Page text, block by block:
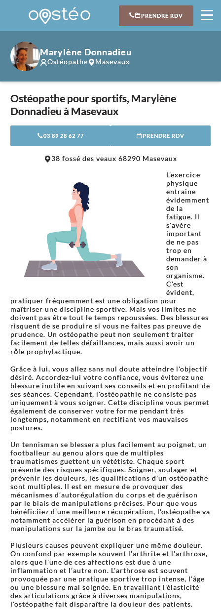
PRENDRE RDV
Marylène Donnadieu
Ostéopathe Masevaux
Ostéopathe pour sportifs, Marylène
Donnadieu à Masevaux
03 89 28 62 77 PRENDRE RDV
38 fossé des veaux 68290 Masevaux
L'exercice
physique
entraine
évidemment
de la
fatigue. Il
s'avère
important
de ne pas
trop en
demander à
son
organisme.
C'est
évident,
pratiquer fréquemment est une obligation pour
maîtriser une discipline sportive. Mais vos limites ne
doivent pas être tout le temps repoussées. Des blessures
risquent de se produire si vous ne faites pas preuve de
prudence. Un ostéopathe peut non seulement traiter
facilement de telles défaillances, mais aussi avoir un
rôle prophylactique.
Grâce à lui, vous allez sans nul doute atteindre l'objectif
désiré. Accordez-lui votre confiance, vous éviterez une
blessure inutile en suivant ses conseils et en profitant de
ses séances. Cependant, l'ostéopathie ne consiste pas
uniquement à vous soigner. Cette discipline vous permet
également de conserver votre forme pendant très
longtemps, notamment en rectifiant vos mauvaises
postures.
Un tennisman se blessera plus facilement au poignet, un
footballeur au genou alors que de multiples
traumatismes guettent un vététiste. Chaque sport
présente des risques spécifiques. Soigner, soulager et
prévenir les douleurs, les qualifications d'un ostéopathe
sont multiples. Il est en mesure de provoquer des
mécanismes d’autorégulation du corps et de guérison
par le biais de manipulations précises. Pour que vous
bénéficiiez d'une meilleure récupération, l'ostéopathe va
notamment accélérer la guérison en procédant à des
manipulations sur la jambe ou le bras traumatisé.
Plusieurs causes peuvent expliquer une même douleur.
On confond par exemple souvent l'arthrite et l'arthrose,
alors que l'une de ces affections est due à une
inflammation et l'autre non. L'arthrose est souvent
provoquée par une pratique sportive trop intense, l'âge
ou une blessure mal soignée. En travaillant l'élasticité
des articulations grâce à diverses manipulations,
l'ostéopathe fait disparaître la douleur des patients.